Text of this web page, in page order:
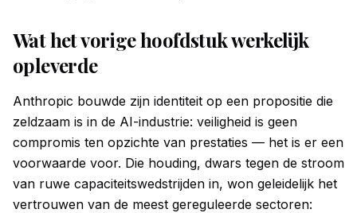
Wat het vorige hoofdstuk werkelijk
opleverde
Anthropic bouwde zijn identiteit op een propositie die
zeldzaam is in de AI-industrie: veiligheid is geen
compromis ten opzichte van prestaties — het is er een
voorwaarde voor. Die houding, dwars tegen de stroom
van ruwe capaciteitswedstrijden in, won geleidelijk het
vertrouwen van de meest gereguleerde sectoren: